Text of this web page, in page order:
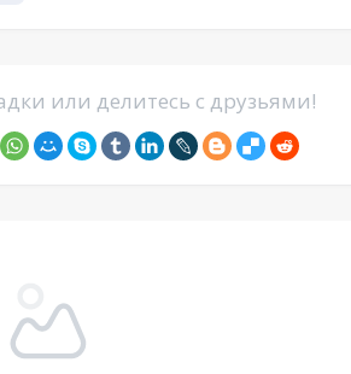
или делитесь с друзьями!